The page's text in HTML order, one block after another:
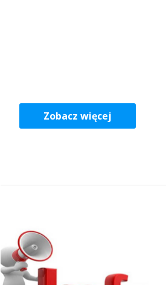
Zobacz więcej